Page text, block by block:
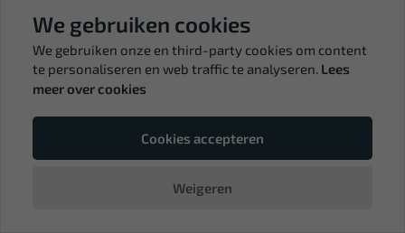
We gebruiken cookies
We gebruiken onze en third-party cookies om content
te personaliseren en web traffic te analyseren. Lees
meer over cookies
Cookies accepteren
Weigeren